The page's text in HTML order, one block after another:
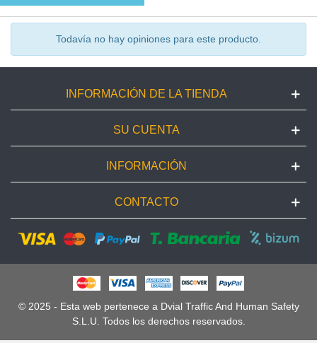
Todavía no hay opiniones para este producto.
INFORMACIÓN DE LA TIENDA
SU CUENTA
INFORMACIÓN
CONTACTO
© 2025 - Esta web pertenece a Dvial Traffic And Human Safety
S.L.U. Todos los derechos reservados.